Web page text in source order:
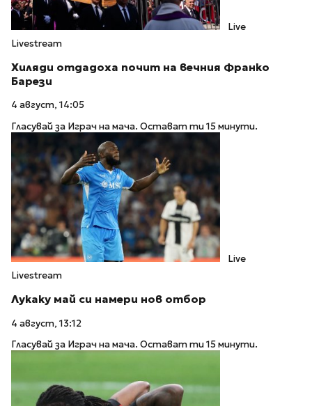
Live
Livestream
Хиляди отдадоха почит на вечния Франко
Барези
4 август, 14:05
Гласувай за Играч на мача. Остават ти 15 минути.
Live
Livestream
Лукаку май си намери нов отбор
4 август, 13:12
Гласувай за Играч на мача. Остават ти 15 минути.